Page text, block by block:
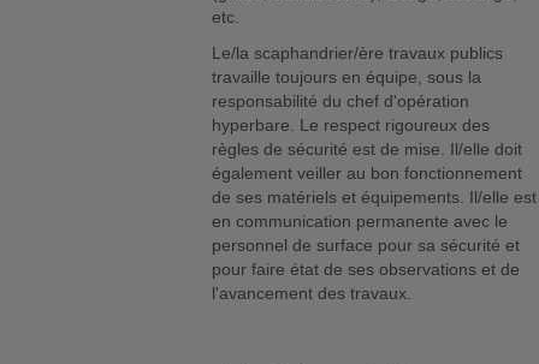
etc.
Le/la scaphandrier/ère travaux publics
travaille toujours en équipe, sous la
responsabilité du chef d'opération
hyperbare. Le respect rigoureux des
règles de sécurité est de mise. Il/elle doit
également veiller au bon fonctionnement
de ses matériels et équipements. Il/elle est
en communication permanente avec le
personnel de surface pour sa sécurité et
pour faire état de ses observations et de
l'avancement des travaux.